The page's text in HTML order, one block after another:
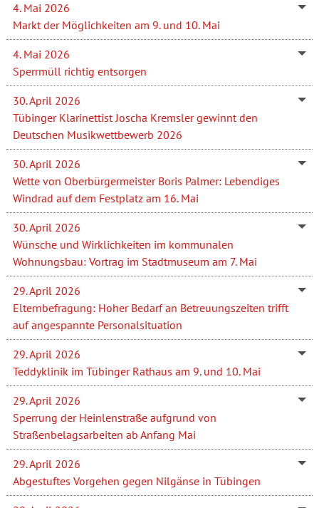
4. Mai 2026
Markt der Möglichkeiten am 9. und 10. Mai
4. Mai 2026
Sperrmüll richtig entsorgen
30. April 2026
Tübinger Klarinettist Joscha Kremsler gewinnt den
Deutschen Musikwettbewerb 2026
30. April 2026
Wette von Oberbürgermeister Boris Palmer: Lebendiges
Windrad auf dem Festplatz am 16. Mai
30. April 2026
Wünsche und Wirklichkeiten im kommunalen
Wohnungsbau: Vortrag im Stadtmuseum am 7. Mai
29. April 2026
Elternbefragung: Hoher Bedarf an Betreuungszeiten trifft
auf angespannte Personalsituation
29. April 2026
Teddyklinik im Tübinger Rathaus am 9. und 10. Mai
29. April 2026
Sperrung der Heinlenstraße aufgrund von
Straßenbelagsarbeiten ab Anfang Mai
29. April 2026
Abgestuftes Vorgehen gegen Nilgänse in Tübingen